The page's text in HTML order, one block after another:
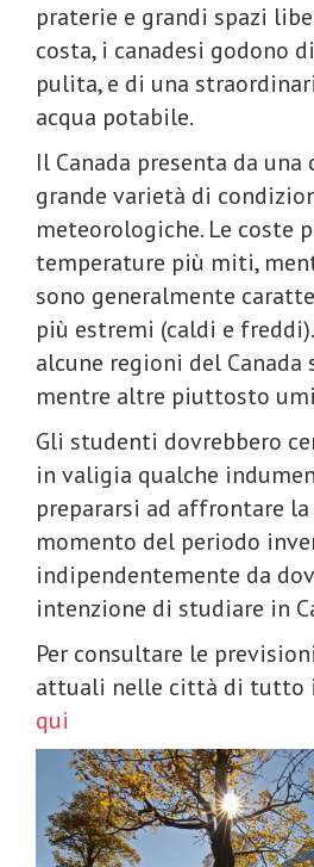
praterie e grandi spazi
costa, i canadesi godono
pulita, e di una
acqua potabile.
Il Canada presenta da una
grande varietà di
meteorologiche. Le coste
temperature più miti,
sono generalmente
più estremi (caldi e
alcune regioni del Canada
mentre altre piuttosto
Gli studenti dovrebbero
in valigia qualche
prepararsi ad affrontare
momento del periodo
indipendentemente da
intenzione di studiare in
Per consultare le
attuali nelle città di tutto
qui